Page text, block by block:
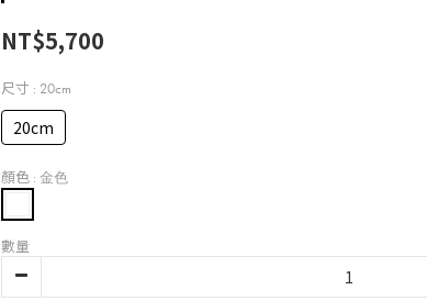
NT$5,700
尺寸 : 20cm
20cm
顏色 : 金色
數量